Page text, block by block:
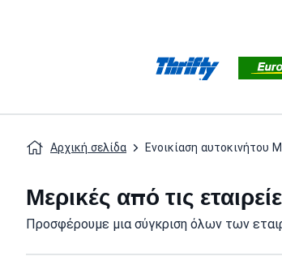
Αρχική σελίδα Ενοικίαση αυτοκινήτου
Μερικές από τις
Προσφέρουμε μια σύγκριση όλων των